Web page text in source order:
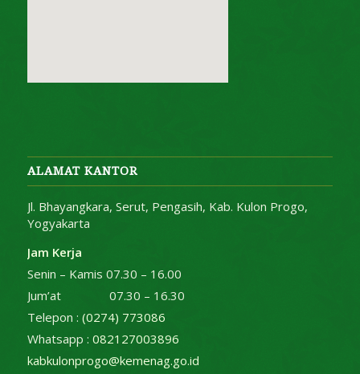
ALAMAT KANTOR
Jl. Bhayangkara, Serut, Pengasih, Kab. Kulon Progo,
Yogyakarta
Jam Kerja
Senin – Kamis 07.30 – 16.00
Jum’at 07.30 – 16.30
Telepon : (0274) 773086
Whatsapp : 082127003896
kabkulonprogo@kemenag.go.id